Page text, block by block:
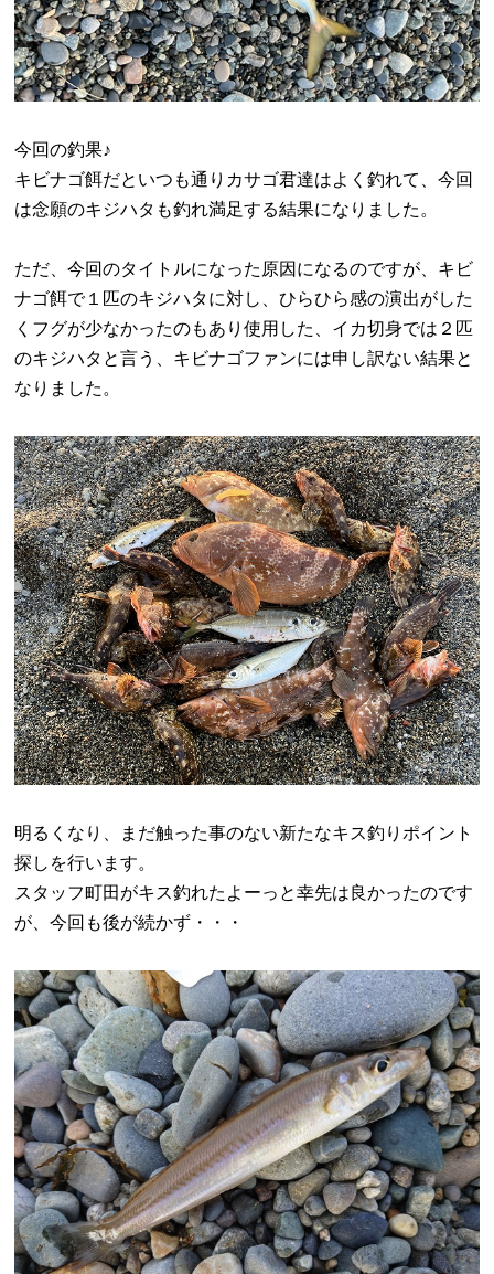
今回の釣果♪
キビナゴ餌だといつも通りカサゴ君達はよく釣れて、今回
は念願のキジハタも釣れ満足する結果になりました。
ただ、今回のタイトルになった原因になるのですが、キビ
ナゴ餌で１匹のキジハタに対し、ひらひら感の演出がした
くフグが少なかったのもあり使用した、イカ切身では２匹
のキジハタと言う、キビナゴファンには申し訳ない結果と
なりました。
明るくなり、まだ触った事のない新たなキス釣りポイント
探しを行います。
スタッフ町田がキス釣れたよーっと幸先は良かったのです
が、今回も後が続かず・・・